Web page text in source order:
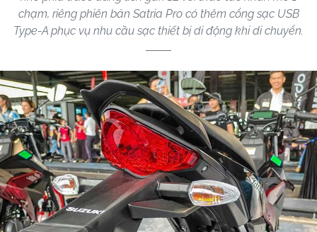
chạm, riêng phiên bản Satria Pro có thêm cổng sạc USB
Type-A phục vụ nhu cầu sạc thiết bị di động khi di chuyển.